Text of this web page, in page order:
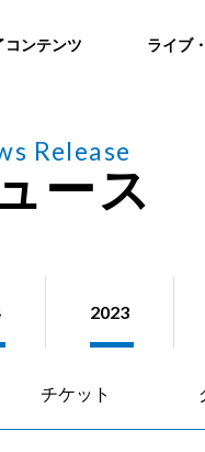
コンテンツ ライブ
Release
ース
2023
チケット